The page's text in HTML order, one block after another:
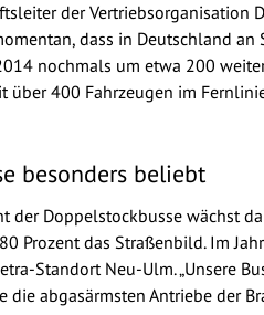
der
dass in Deutschland
nochmals um etwa 200
über 400 Fahrzeugen im
besonders beliebt
der Doppelstockbusse wächst
Prozent das Straßenbild. Im
Standort Neu-Ulm. „Unsere
die abgasärmsten Antriebe der